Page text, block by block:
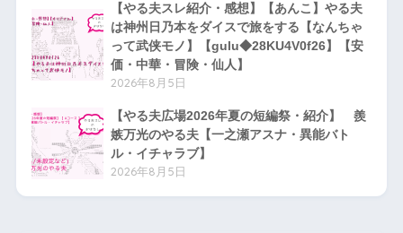
【やる夫スレ紹介・感想】【あんこ】やる夫
は神州日乃本をダイスで旅をする【なんちゃ
って武侠モノ】【gulu◆28KU4V0f26】【安
価・中華・冒険・仙人】
2026年8月5日
【やる夫広場2026年夏の短編祭・紹介】 羨
嫉万光のやる夫【一之瀬アスナ・異能バト
ル・イチャラブ】
2026年8月5日